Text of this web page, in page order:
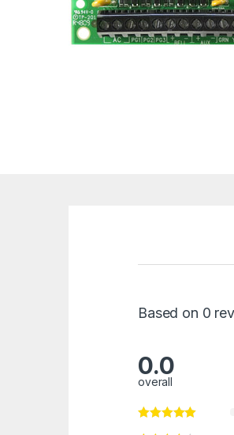
Based on 0
0.0
overall